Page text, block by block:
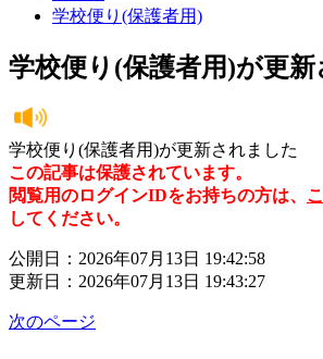
学校便り(保護者用)
学校便り(保護者用)が更
学校便り(保護者用)が更新されました
この記事は保護されています。
閲覧用のログインIDをお持ちの方は、
してください。
公開日：2026年07月13日 19:42:58
更新日：2026年07月13日 19:43:27
次のページ